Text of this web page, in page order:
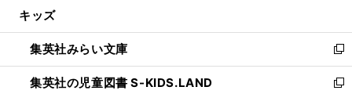
開
く
ウ
で
開
く
ン
ド
ウ
で
ウ
ィ
ン
ド
キッズ
集英社みらい文庫
新
し
い
集英社の児童図書 S-KIDS.LAND
新